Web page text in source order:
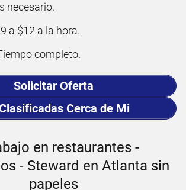
necesario.
a $12 a la hora.
completo.
Solicitar Oferta
Cerca de Mi
en restaurantes -
- Steward en Atlanta sin
papeles